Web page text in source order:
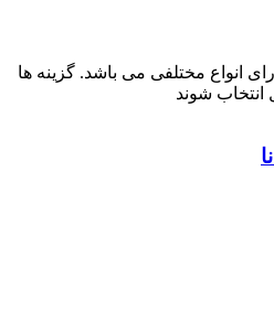
انواع مختلفی می باشد. گزینه ها
شوند